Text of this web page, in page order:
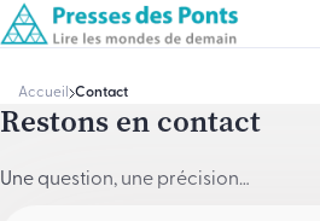
Accueil Contact
Restons en contact
Une question, une précision…